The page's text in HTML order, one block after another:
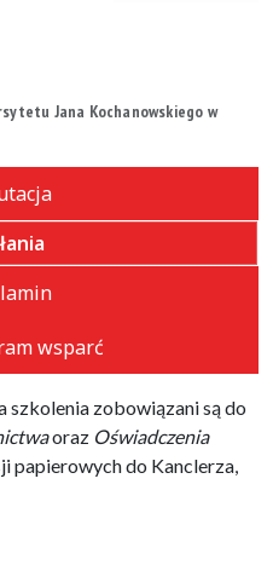
Jana Kochanowskiego w
wsparć
zobowiązani są do
oraz Oświadczenia
papierowych do Kanclerza,